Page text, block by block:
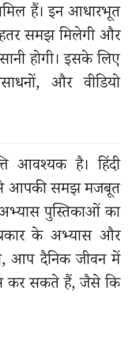
हैं। इन आधारभूत
समझ मिलेगी और
होगी। इसके लिए
और वीडियो
आवश्यक है। हिंदी
से आपकी समझ मजबूत
पुस्तिकाओं का
के अभ्यास और
आप दैनिक जीवन में
कर सकते हैं, जैसे कि